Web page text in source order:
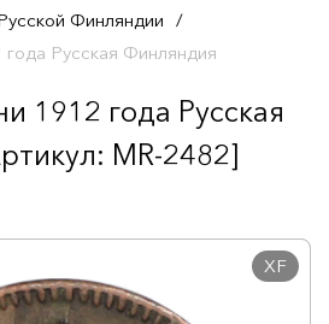
Финляндии /
года Русская Финляндия
1912 года Русская
MR-2482]
XF